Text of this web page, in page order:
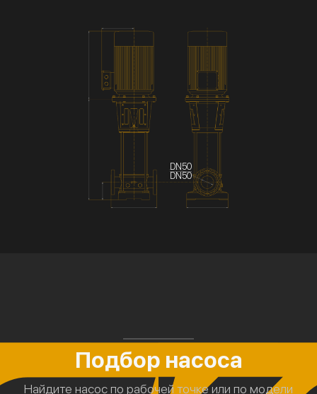
DN50
DN50
Подбор насоса
Найдите насос по рабочей точке или по модели